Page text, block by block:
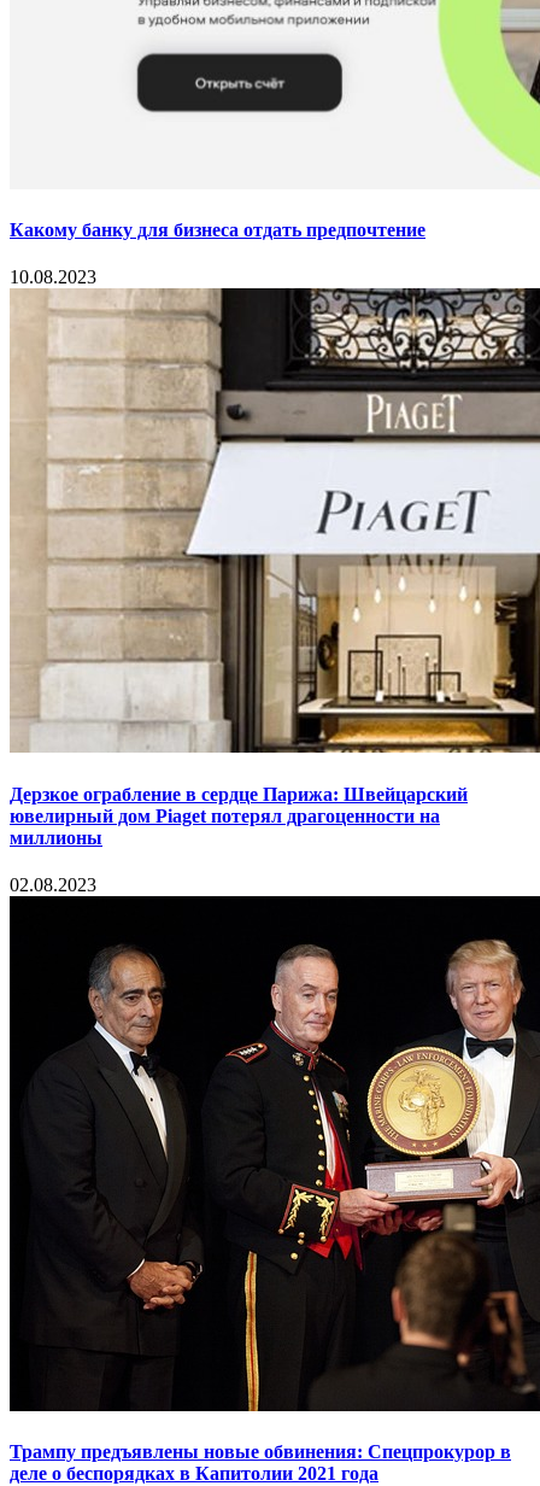
Какому банку для бизнеса отдать предпочтение
10.08.2023
Дерзкое ограбление в сердце Парижа: Швейцарский
ювелирный дом Piaget потерял драгоценности на
миллионы
02.08.2023
Трампу предъявлены новые обвинения: Спецпрокурор в
деле о беспорядках в Капитолии 2021 года